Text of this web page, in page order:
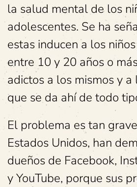
la salud mental de los
adolescentes. Se ha
estas inducen a los
entre 10 y 20 años o
adictos a los mismos y
que se da ahí de todo
El problema es tan
Estados Unidos, han
dueños de Facebook,
y YouTube, porque sus